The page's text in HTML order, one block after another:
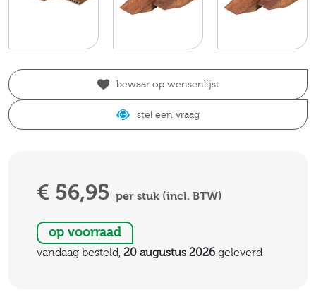
bewaar op wensenlijst
stel een vraag
€ 56,95 per stuk (incl. BTW)
op voorraad
vandaag besteld, 20 augustus 2026 geleverd